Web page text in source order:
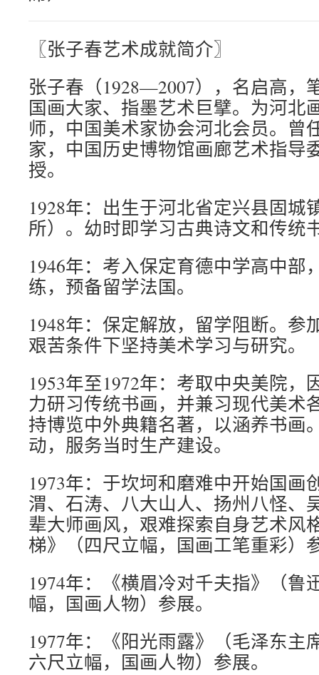
〖张子春艺术成就简介〗
张子春（1928—2007），名启高，
国画大家、指墨艺术巨擘。为河北
师，中国美术家协会河北会员。曾
家，中国历史博物馆画廊艺术指导
授。
1928年：出生于河北省定兴县固城
所）。幼时即学习古典诗文和传统
1946年：考入保定育德中学高中部
练，预备留学法国。
1948年：保定解放，留学阻断。参
艰苦条件下坚持美术学习与研究。
1953年至1972年：考取中央美院，
力研习传统书画，并兼习现代美术
持博览中外典籍名著，以涵养书画
动，服务当时生产建设。
1973年：于坎坷和磨难中开始国画
渭、石涛、八大山人、扬州八怪、
辈大师画风，艰难探索自身艺术风
梯》（四尺立幅，国画工笔重彩）
1974年：《横眉冷对千夫指》（鲁
幅，国画人物）参展。
1977年：《阳光雨露》（毛泽东主
六尺立幅，国画人物）参展。